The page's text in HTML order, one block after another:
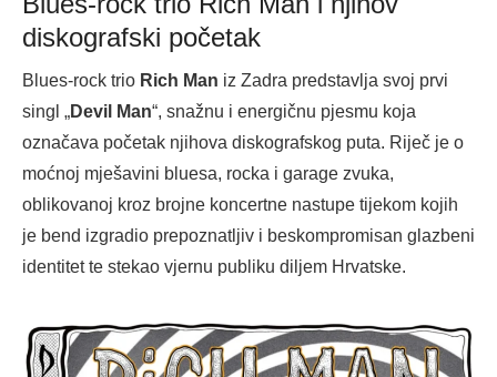
diskografski početak
Blues-rock trio Rich Man iz Zadra predstavlja svoj prvi
singl „Devil Man“, snažnu i energičnu pjesmu koja
označava početak njihova diskografskog puta. Riječ je o
moćnoj mješavini bluesa, rocka i garage zvuka,
oblikovanoj kroz brojne koncertne nastupe tijekom kojih
je bend izgradio prepoznatljiv i beskompromisan glazbeni
identitet te stekao vjernu publiku diljem Hrvatske.